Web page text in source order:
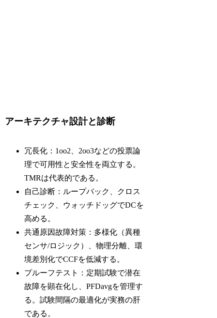
アーキテクチャ設計と診断
冗長化：1oo2、2oo3などの投票論
理で可用性と安全性を両立する。
TMRは代表的である。
自己診断：ループバック、クロス
チェック、ウォッチドッグでDCを
高める。
共通原因故障対策：多様化（異種
センサ/ロジック）、物理分離、環
境差別化でCCFを低減する。
プルーフテスト：定期試験で潜在
故障を顕在化し、PFDavgを管理す
る。試験間隔の最適化が実務の肝
である。